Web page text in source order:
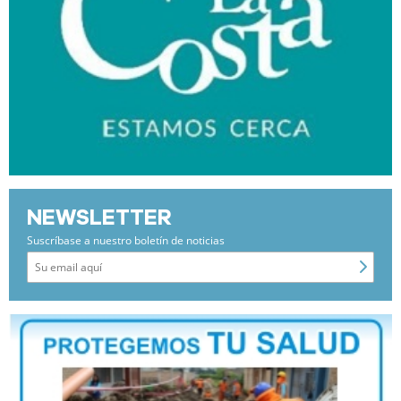
NEWSLETTER
Suscríbase a nuestro boletín de noticias